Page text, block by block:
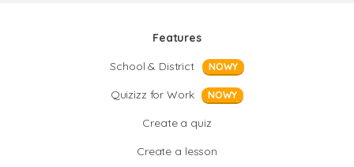
Features
School & District
NOWY
Quizizz for Work NOWY
Create a quiz
Create a lesson